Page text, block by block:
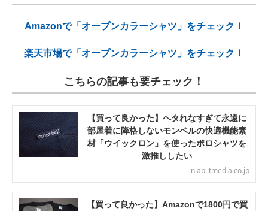
Amazonで「オープンカラーシャツ」をチェック！
楽天市場で「オープンカラーシャツ」をチェック！
こちらの記事も要チェック！
【買って良かった】ヘタれなすぎて永遠に
部屋着に降格しないモンベルの快適機能素
材「ウイックロン」を使ったポロシャツを
激推ししたい
nlab.itmedia.co.jp
【買って良かった】Amazonで1800円で買